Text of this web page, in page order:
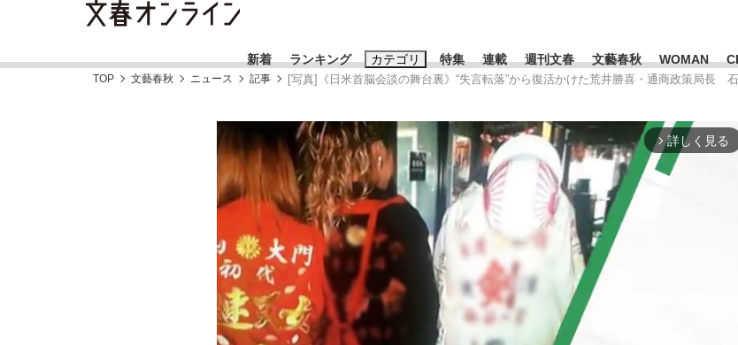
新着 ランキング カテゴリ
《BTS厳戒トーキョー滞在記》RM→渋谷で飲み会、JIN→伊豆の...
特集
終戦から81年
連載 週刊文春 文藝春秋 WOMAN
おすすめのキーワードタグ一覧
#藤田晋 #三山凌輝 #高市早苗 #後藤真希 #森岡毅
#玉木雄一郎
#亀和田武
TOP 文藝春秋 ニュース 記事 [写真]《日米首脳会談の舞台裏》“失言転落”から復活かけた荒井勝喜・通商政策局長
arrow_forward_ios 詳しく見る